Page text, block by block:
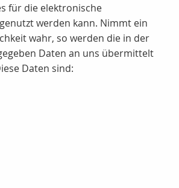
für die elektronische
werden kann. Nimmt ein
wahr, so werden die in der
Daten an uns übermittelt
Daten sind: